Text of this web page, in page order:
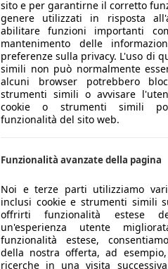
sito e per garantirne il corretto
genere utilizzati in risposta
abilitare funzioni importanti
mantenimento delle
preferenze sulla privacy. L'uso di
simili non può normalmente
alcuni browser potrebbero
strumenti simili o avvisare
cookie o strumenti simili
funzionalità del sito web.
Funzionalità avanzate della pagina
Noi e terze parti utilizziamo
inclusi cookie e strumenti simili
offrirti funzionalità estese
un'esperienza utente
funzionalità estese,
della nostra offerta, ad
ricerche in una visita